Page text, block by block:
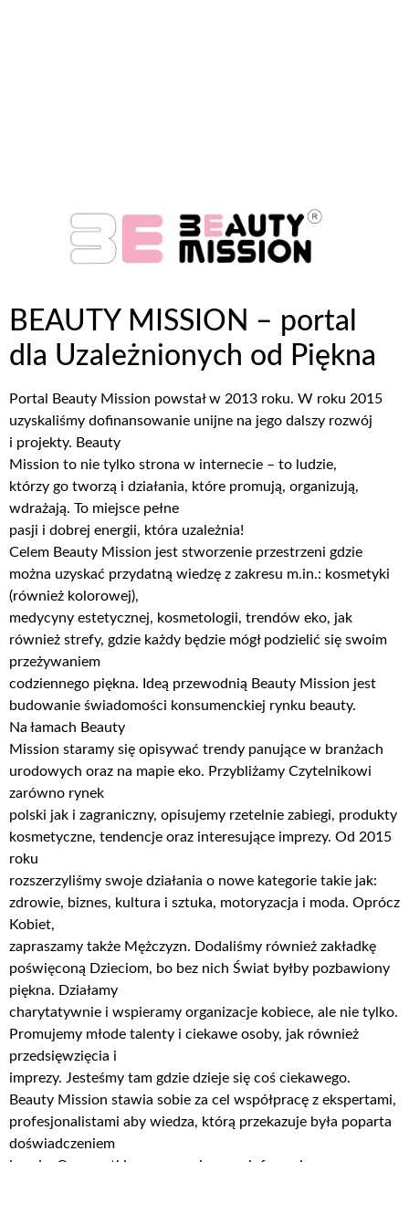
BEAUTY MISSION – portal
dla Uzależnionych od Piękna
Portal Beauty Mission powstał w 2013 roku. W roku 2015
uzyskaliśmy dofinansowanie unijne na jego dalszy rozwój
i projekty. Beauty
Mission to nie tylko strona w internecie – to ludzie,
którzy go tworzą i działania, które promują, organizują,
wdrażają. To miejsce pełne
pasji i dobrej energii, która uzależnia!
Celem Beauty Mission jest stworzenie przestrzeni gdzie
można uzyskać przydatną wiedzę z zakresu m.in.: kosmetyki
(również kolorowej),
medycyny estetycznej, kosmetologii, trendów eko, jak
również strefy, gdzie każdy będzie mógł podzielić się swoim
przeżywaniem
codziennego piękna. Ideą przewodnią Beauty Mission jest
budowanie świadomości konsumenckiej rynku beauty.
Na łamach Beauty
Mission staramy się opisywać trendy panujące w branżach
urodowych oraz na mapie eko. Przybliżamy Czytelnikowi
zarówno rynek
polski jak i zagraniczny, opisujemy rzetelnie zabiegi, produkty
kosmetyczne, tendencje oraz interesujące imprezy. Od 2015
roku
rozszerzyliśmy swoje działania o nowe kategorie takie jak:
zdrowie, biznes, kultura i sztuka, motoryzacja i moda. Oprócz
Kobiet,
zapraszamy także Mężczyzn. Dodaliśmy również zakładkę
poświęconą Dzieciom, bo bez nich Świat byłby pozbawiony
piękna. Działamy
charytatywnie i wspieramy organizacje kobiece, ale nie tylko.
Promujemy młode talenty i ciekawe osoby, jak również
przedsięwzięcia i
imprezy. Jesteśmy tam gdzie dzieje się coś ciekawego.
Beauty Mission stawia sobie za cel współpracę z ekspertami,
profesjonalistami aby wiedza, którą przekazuje była poparta
doświadczeniem
i pasją. O wszystkim o czym piszemy, informujemy